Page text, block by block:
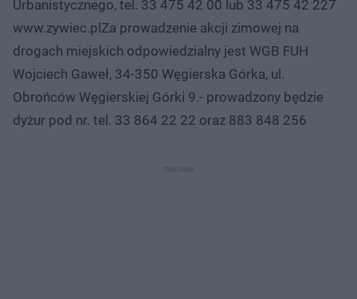
Urbanistycznego, tel. 33 475 42 00 lub 33 475 42 227
www.zywiec.plZa prowadzenie akcji zimowej na
drogach miejskich odpowiedzialny jest WGB FUH
Wojciech Gaweł, 34-350 Węgierska Górka, ul.
Obrońców Węgierskiej Górki 9.- prowadzony będzie
dyżur pod nr. tel. 33 864 22 22 oraz 883 848 256